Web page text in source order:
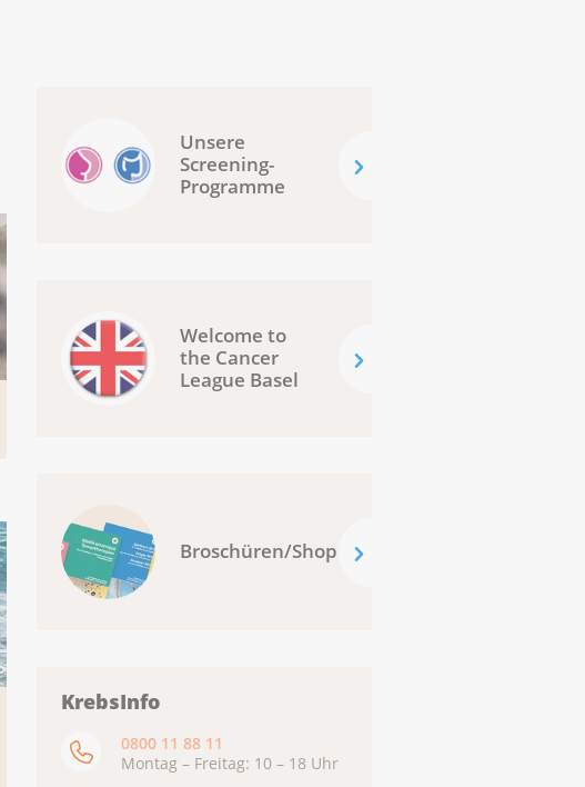
Unsere
Screening-
Programme
Welcome to
the Cancer
League Basel
Broschüren/Shop
KrebsInfo
0800 11 88 11
Montag – Freitag: 10 – 18 Uhr